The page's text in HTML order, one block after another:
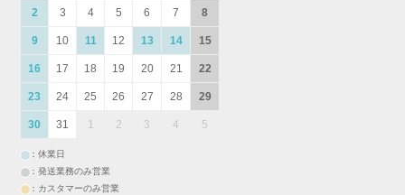
2 3 4 5 6 7 8
9 10 11 12 13 14 15
16 17 18 19 20 21 22
23 24 25 26 27 28 29
30 31 1 2 3 4 5
：休業日
：発送業務のみ営業
：カスタマーのみ営業